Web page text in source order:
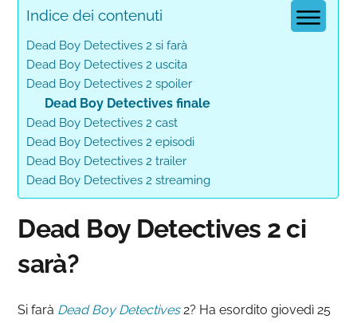
Indice dei contenuti
Dead Boy Detectives 2 si farà
Dead Boy Detectives 2 uscita
Dead Boy Detectives 2 spoiler
Dead Boy Detectives finale
Dead Boy Detectives 2 cast
Dead Boy Detectives 2 episodi
Dead Boy Detectives 2 trailer
Dead Boy Detectives 2 streaming
Dead Boy Detectives 2 ci
sarà?
Si farà Dead Boy Detectives2? Ha esordito giovedì 25